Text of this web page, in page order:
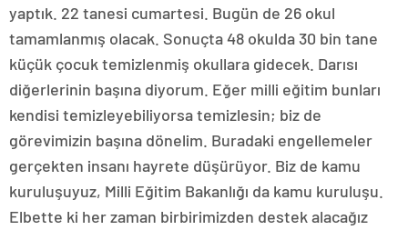
yaptık. 22 tanesi cumartesi. Bugün de 26 okul
tamamlanmış olacak. Sonuçta 48 okulda 30 bin tane
küçük çocuk temizlenmiş okullara gidecek. Darısı
diğerlerinin başına diyorum. Eğer milli eğitim bunları
kendisi temizleyebiliyorsa temizlesin; biz de
görevimizin başına dönelim. Buradaki engellemeler
gerçekten insanı hayrete düşürüyor. Biz de kamu
kuruluşuyuz, Milli Eğitim Bakanlığı da kamu kuruluşu.
Elbette ki her zaman birbirimizden destek alacağız